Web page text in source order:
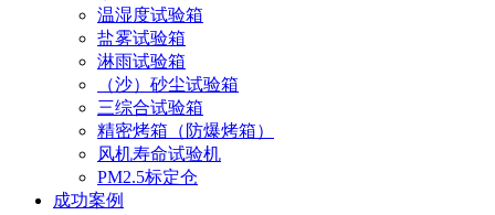
温湿度试验箱
盐雾试验箱
淋雨试验箱
（沙）砂尘试验箱
三综合试验箱
精密烤箱（防爆烤箱）
风机寿命试验机
PM2.5标定仓
成功案例